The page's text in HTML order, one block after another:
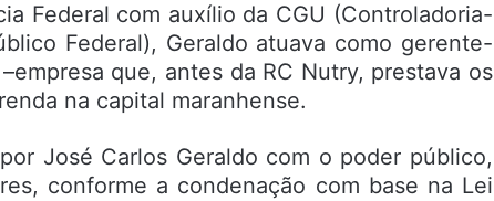
Federal com auxílio da CGU (Controladoria-
Federal), Geraldo atuava como gerente-
que, antes da RC Nutry, prestava os
na capital maranhense.
José Carlos Geraldo com o poder público,
conforme a condenação com base na Lei